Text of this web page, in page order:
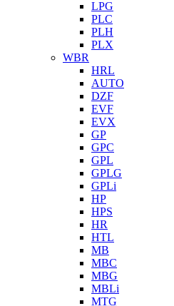
LPG
PLC
PLH
PLX
WBR
HRL
AUTO
DZF
EVF
EVX
GP
GPC
GPL
GPLG
GPLi
HP
HPS
HR
HTL
MB
MBC
MBG
MBLi
MTG